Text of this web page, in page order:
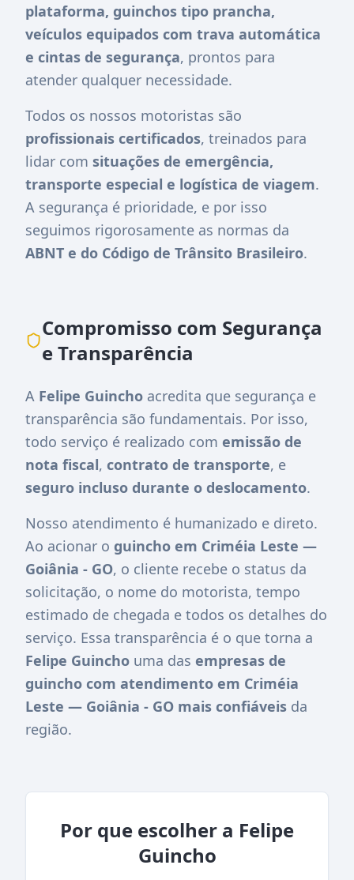
plataforma, guinchos tipo prancha,
veículos equipados com trava automática
e cintas de segurança, prontos para
atender qualquer necessidade.
Todos os nossos motoristas são
profissionais certificados, treinados para
lidar com situações de emergência,
transporte especial e logística de viagem.
A segurança é prioridade, e por isso
seguimos rigorosamente as normas da
ABNT e do Código de Trânsito Brasileiro.
Compromisso com Segurança
e Transparência
A Felipe Guincho acredita que segurança e
transparência são fundamentais. Por isso,
todo serviço é realizado com emissão de
nota fiscal, contrato de transporte, e
seguro incluso durante o deslocamento.
Nosso atendimento é humanizado e direto.
Ao acionar o guincho em Criméia Leste —
Goiânia - GO, o cliente recebe o status da
solicitação, o nome do motorista, tempo
estimado de chegada e todos os detalhes do
serviço. Essa transparência é o que torna a
Felipe Guincho uma das empresas de
guincho com atendimento em Criméia
Leste — Goiânia - GO mais confiáveis da
região.
Por que escolher a Felipe
Guincho